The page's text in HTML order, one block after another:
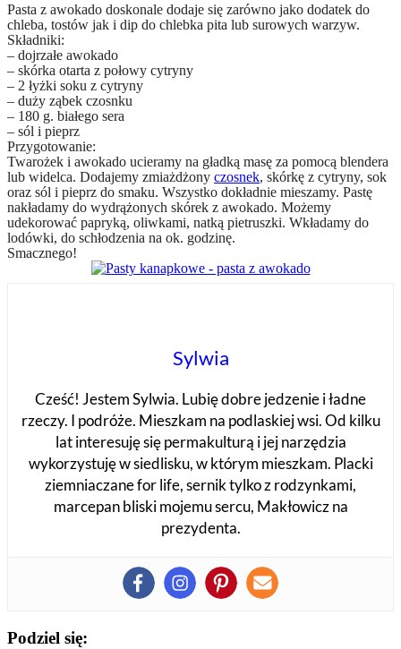
Pasta z awokado doskonale dodaje się zarówno jako dodatek do
chleba, tostów jak i dip do chlebka pita lub surowych warzyw.
Składniki:
– dojrzałe awokado
– skórka otarta z połowy cytryny
– 2 łyżki soku z cytryny
– duży ząbek czosnku
– 180 g. białego sera
– sól i pieprz
Przygotowanie:
Twarożek i awokado ucieramy na gładką masę za pomocą blendera
lub widelca. Dodajemy zmiażdżony czosnek, skórkę z cytryny, sok
oraz sól i pieprz do smaku. Wszystko dokładnie mieszamy. Pastę
nakładamy do wydrążonych skórek z awokado. Możemy
udekorować papryką, oliwkami, natką pietruszki. Wkładamy do
lodówki, do schłodzenia na ok. godzinę.
Smacznego!
Sylwia
Cześć! Jestem Sylwia. Lubię dobre jedzenie i ładne
rzeczy. I podróże. Mieszkam na podlaskiej wsi. Od kilku
lat interesuję się permakulturą i jej narzędzia
wykorzystuję w siedlisku, w którym mieszkam. Placki
ziemniaczane for life, sernik tylko z rodzynkami,
marcepan bliski mojemu sercu, Makłowicz na
prezydenta.
Podziel się: